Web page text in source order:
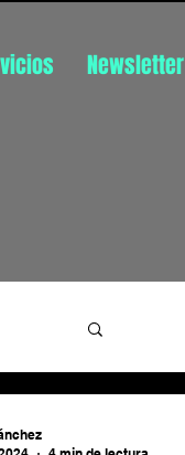
Newsletter